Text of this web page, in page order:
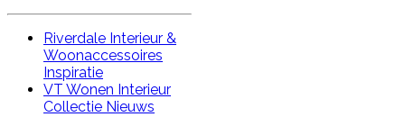
Riverdale Interieur &
Woonaccessoires
Inspiratie
VT Wonen Interieur
Collectie Nieuws